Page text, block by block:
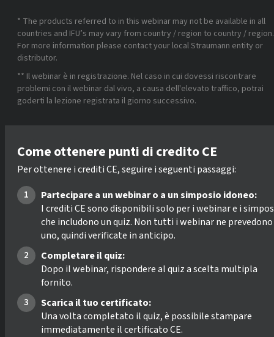
* The products referred to in this webinar may not be available in all
countries and IFU’s may vary from country / region to country / region.
For more information please contact your local Straumann entity or
distributor.
** Il webinar è in registrazione. Nel caso in cui dovessi riscontrare
problemi con il webinar dal vivo, a causa dell'elevato traffico, potrai
goderti la lezione registrata il giorno successivo.
Come ottenere punti di credito CE
Per ottenere i crediti CE, seguire i seguenti passaggi:
Partecipare a un webinar o a un simposio idoneo:
I crediti CE sono disponibili solo per i webinar e i
che includono un quiz. Non tutti i webinar ne prevedono
uno, quindi verificate in anticipo.
Completare il quiz:
Dopo il webinar, rispondere al quiz a scelta multipla
fornito.
Scarica il tuo certificato:
Una volta completato il quiz, è possibile stampare
immediatamente il certificato CE.